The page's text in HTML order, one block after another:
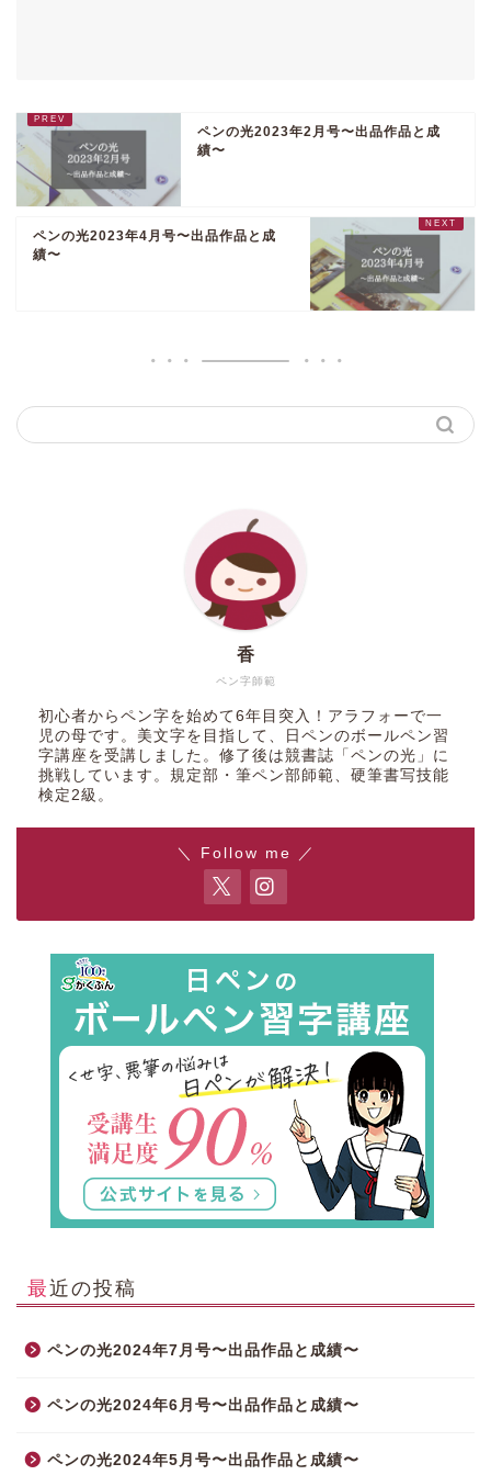
ペンの光2023年2月号〜出品作品と成
績〜
ペンの光2023年4月号〜出品作品と成
績〜
ペン字師範
香
初心者からペン字を始めて6年目突入！アラフォーで一
児の母です。美文字を目指して、日ペンのボールペン習
字講座を受講しました。修了後は競書誌「ペンの光」に
挑戦しています。規定部・筆ペン部師範、硬筆書写技能
検定2級。
＼ Follow me ／
最近の投稿
ペンの光2024年7月号〜出品作品と成績〜
ペンの光2024年6月号〜出品作品と成績〜
ペンの光2024年5月号〜出品作品と成績〜